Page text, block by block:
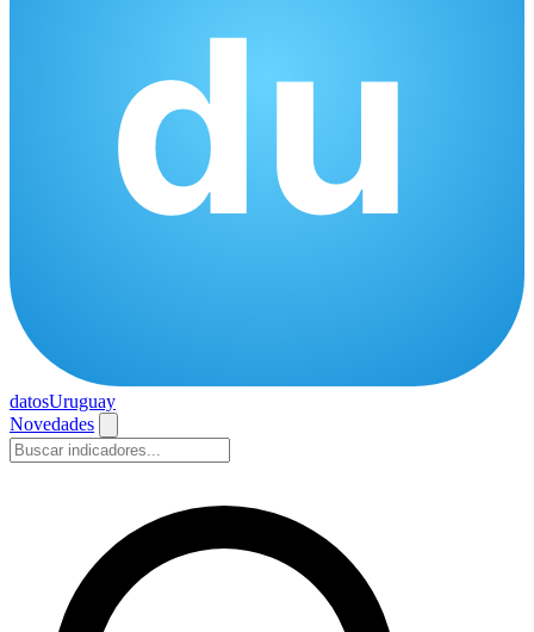
datosUruguay
Novedades